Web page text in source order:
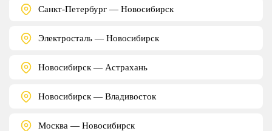
Санкт-Петербург — Новосибирск
Электросталь — Новосибирск
Новосибирск — Астрахань
Новосибирск — Владивосток
Москва — Новосибирск